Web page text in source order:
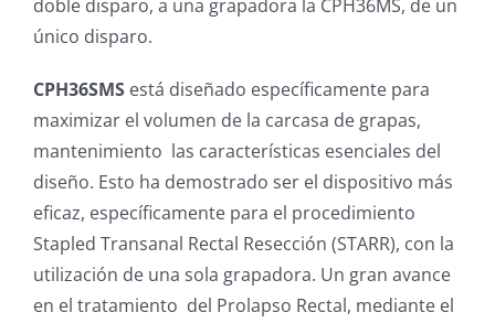
doble disparo, a una grapadora la CPH36MS, de un
único disparo.
CPH36SMS está diseñado específicamente para
maximizar el volumen de la carcasa de grapas,
mantenimiento las características esenciales del
diseño. Esto ha demostrado ser el dispositivo más
eficaz, específicamente para el procedimiento
Stapled Transanal Rectal Resección (STARR), con la
utilización de una sola grapadora. Un gran avance
en el tratamiento del Prolapso Rectal, mediante el